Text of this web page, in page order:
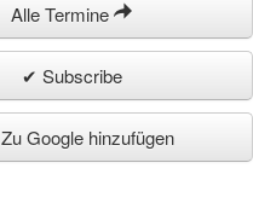
Alle Termine
✔ Subscribe
Zu Google hinzufügen